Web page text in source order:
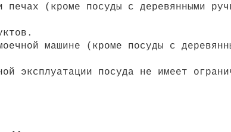
(кроме посуды с деревянными
машине (кроме посуды с
эксплуатации посуда не имеет